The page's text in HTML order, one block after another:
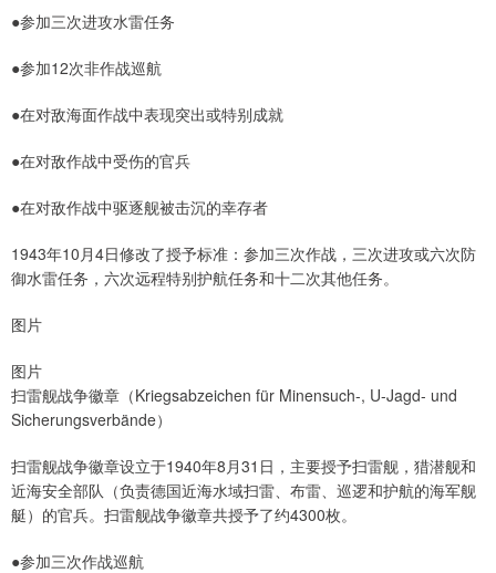
●参加三次进攻水雷任务
●参加12次非作战巡航
●在对敌海面作战中表现突出或特别成就
●在对敌作战中受伤的官兵
●在对敌作战中驱逐舰被击沉的幸存者
1943年10月4日修改了授予标准：参加三次作战，三次进攻或六次防
御水雷任务，六次远程特别护航任务和十二次其他任务。
图片
图片
扫雷舰战争徽章（Kriegsabzeichen für Minensuch-, U-Jagd- und
Sicherungsverbände）
扫雷舰战争徽章设立于1940年8月31日，主要授予扫雷舰，猎潜舰和
近海安全部队（负责德国近海水域扫雷、布雷、巡逻和护航的海军舰
艇）的官兵。扫雷舰战争徽章共授予了约4300枚。
●参加三次作战巡航